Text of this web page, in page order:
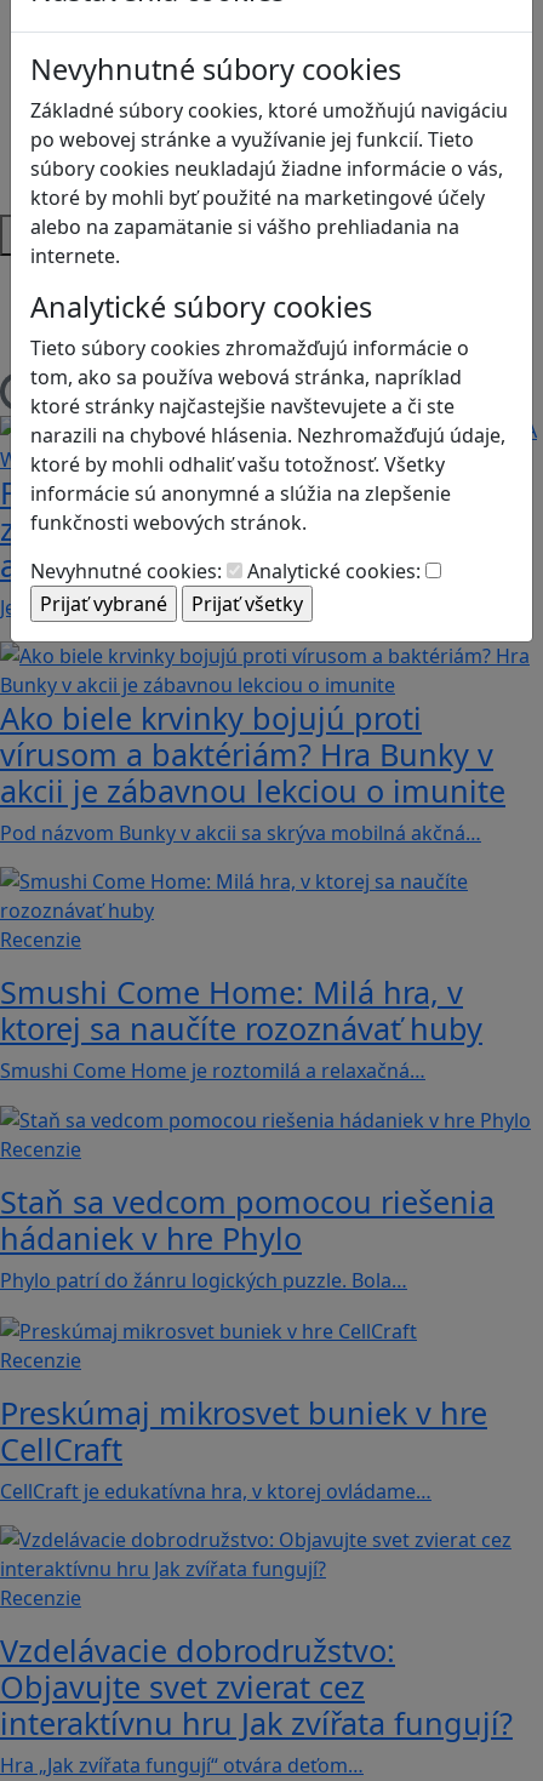
Nevyhnutné súbory cookies
Základné súbory cookies, ktoré umožňujú navigáciu
po webovej stránke a využívanie jej funkcií. Tieto
súbory cookies neukladajú žiadne informácie o vás,
ktoré by mohli byť použité na marketingové účely
alebo na zapamätanie si vášho prehliadania na
internete.
Analytické súbory cookies
Tieto súbory cookies zhromažďujú informácie o
tom, ako sa používa webová stránka, napríklad
ktoré stránky najčastejšie navštevujete a či ste
narazili na chybové hlásenia. Nezhromažďujú údaje,
ktoré by mohli odhaliť vašu totožnosť. Všetky
informácie sú anonymné a slúžia na zlepšenie
funkčnosti webových stránok.
Nevyhnutné cookies:
Analytické cookies:
Logické myslenie
Ľudské práva a tolerancia
Motorika a koncentrácia
Programovanie/Technika
Sociálne zručnosti a kooperácia
Strategické myslenie
Zdravie a pohyb
Platformy
Herná konzola
Stolové, kartové
Načítam blogy
Fotografujte zvieratká, aby ste
zachránili ostrov v Alba: A Wildlife
adventure
Jednoduchá hra, vhodná pre kohokoľvek z rodiny,…
Ako biele krvinky bojujú proti
vírusom a baktériám? Hra Bunky v
akcii je zábavnou lekciou o imunite
Pod názvom Bunky v akcii sa skrýva mobilná akčná…
Recenzie
Smushi Come Home: Milá hra, v
ktorej sa naučíte rozoznávať huby
Smushi Come Home je roztomilá a relaxačná…
Recenzie
Staň sa vedcom pomocou riešenia
hádaniek v hre Phylo
Phylo patrí do žánru logických puzzle. Bola…
Recenzie
Preskúmaj mikrosvet buniek v hre
CellCraft
CellCraft je edukatívna hra, v ktorej ovládame…
Recenzie
Vzdelávacie dobrodružstvo:
Objavujte svet zvierat cez
interaktívnu hru Jak zvířata fungují?
Hra „Jak zvířata fungují“ otvára deťom…